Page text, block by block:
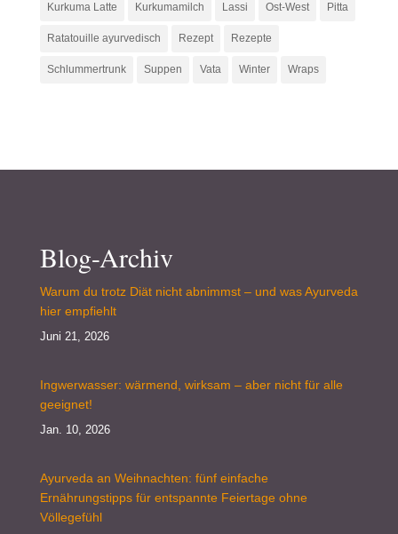
Kurkuma Latte Kurkumamilch Lassi Ost-West Pitta
Ratatouille ayurvedisch Rezept Rezepte
Schlummertrunk Suppen Vata Winter Wraps
Blog-Archiv
Warum du trotz Diät nicht abnimmst – und was Ayurveda
hier empfiehlt
Juni 21, 2026
Ingwerwasser: wärmend, wirksam – aber nicht für alle
geeignet!
Jan. 10, 2026
Ayurveda an Weihnachten: fünf einfache
Ernährungstipps für entspannte Feiertage ohne
Völlegefühl